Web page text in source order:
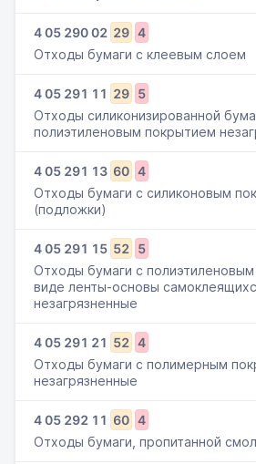
405 29002 29 4
Отходы бумаги с клеевым слоем
405 291 11 29 5
Отходы силиконизированной
полиэтиленовым покрытием
405 291 13 60 4
Отходы бумаги с силиконовым
(подложки)
405 291 15 52
5
Отходы бумаги с
виде ленты-основы
незагрязненные
405 291 21 52 4
Отходы бумаги с полимерным
незагрязненные
405 292 11 60 4
Отходы бумаги, пропитанной